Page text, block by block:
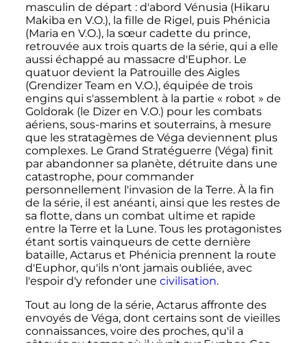
masculin de départ : d'abord Vénusia (Hikaru
Makiba en V.O.), la fille de Rigel, puis Phénicia
(Maria en V.O.), la sœur cadette du prince,
retrouvée aux trois quarts de la série, qui a elle
aussi échappé au massacre d'Euphor. Le
quatuor devient la Patrouille des Aigles
(Grendizer Team en V.O.), équipée de trois
engins qui s'assemblent à la partie « robot » de
Goldorak (le Dizer en V.O.) pour les combats
aériens, sous-marins et souterrains, à mesure
que les stratagèmes de Véga deviennent plus
complexes. Le Grand Stratéguerre (Véga) finit
par abandonner sa planète, détruite dans une
catastrophe, pour commander
personnellement l'invasion de la Terre. À la fin
de la série, il est anéanti, ainsi que les restes de
sa flotte, dans un combat ultime et rapide
entre la Terre et la Lune. Tous les protagonistes
étant sortis vainqueurs de cette dernière
bataille, Actarus et Phénicia prennent la route
d'Euphor, qu'ils n'ont jamais oubliée, avec
l'espoir d'y refonder une civilisation.
Tout au long de la série, Actarus affronte des
envoyés de Véga, dont certains sont de vieilles
connaissances, voire des proches, qu'il a